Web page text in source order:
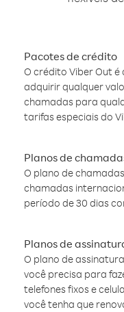
Pacotes de crédito
O crédito Viber Out
adquirir qualquer
chamadas para
tarifas especiais do
Planos de
O plano de
chamadas
período de 30 dias
Planos de
O plano de
você precisa para
telefones fixos e
você tenha que